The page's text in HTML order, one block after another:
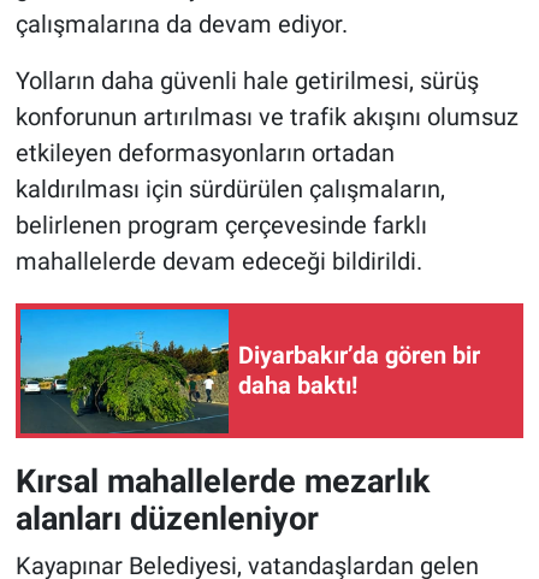
çalışmalarına da devam ediyor.
Yolların daha güvenli hale getirilmesi, sürüş
konforunun artırılması ve trafik akışını olumsuz
etkileyen deformasyonların ortadan
kaldırılması için sürdürülen çalışmaların,
belirlenen program çerçevesinde farklı
mahallelerde devam edeceği bildirildi.
Diyarbakır’da gören bir
daha baktı!
Kırsal mahallelerde mezarlık
alanları düzenleniyor
Kayapınar Belediyesi, vatandaşlardan gelen